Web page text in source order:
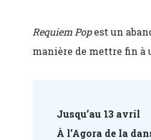
Requiem Popest un
manière de mettre fin à
Jusqu’au 13 avril
À l’Agora de la